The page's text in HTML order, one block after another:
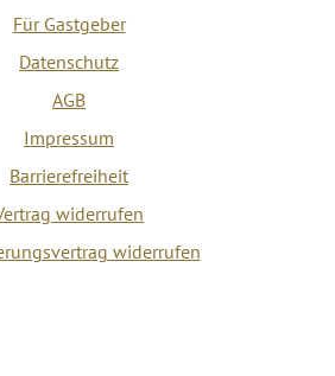
Für Gastgeber
Datenschutz
AGB
Impressum
Barrierefreiheit
widerrufen
widerrufen